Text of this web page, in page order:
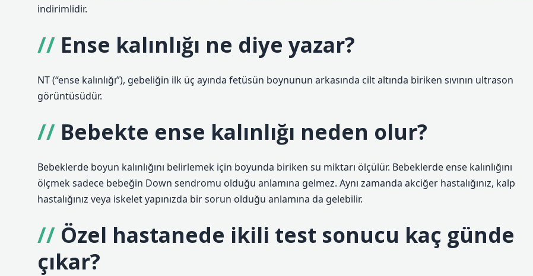
indirimlidir.
Ense kalınlığı ne diye yazar?
NT (“ense kalınlığı”), gebeliğin ilk üç ayında fetüsün boynunun arkasında cilt altında biriken sıvının ultrason
görüntüsüdür.
Bebekte ense kalınlığı neden olur?
Bebeklerde boyun kalınlığını belirlemek için boyunda biriken su miktarı ölçülür. Bebeklerde ense kalınlığını
ölçmek sadece bebeğin Down sendromu olduğu anlamına gelmez. Aynı zamanda akciğer hastalığınız, kalp
hastalığınız veya iskelet yapınızda bir sorun olduğu anlamına da gelebilir.
Özel hastanede ikili test sonucu kaç günde
çıkar?